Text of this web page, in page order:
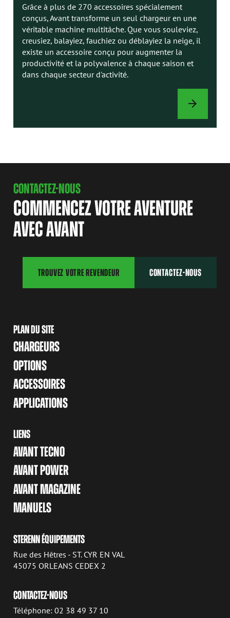
Grâce à plus de 270 accessoires spécialement
conçus, Avant transforme un seul chargeur en une
véritable machine multitâche. Que vous souleviez,
creusiez, balayiez, fauchiez ou déblayiez la neige, il
existe un accessoire conçu pour augmenter la
productivité et la polyvalence à chaque saison et
dans chaque secteur d'activité.
ACCESSOIRES
CONTACTEZ-NOUS
COMMENCEZ VOTRE AVENTURE
AVEC AVANT
TROUVEZ VOTRE REVENDEUR CONTACTEZ-NOUS
PLAN DU SITE
CHARGEURS
OPTIONS
ACCESSOIRES
APPLICATIONS
LIENS
AVANT TECNO
AVANT POWER
AVANT MAGAZINE
MANUELS
STERENN ÉQUIPEMENTS
Rue des Hêtres - ST. CYR EN VAL
45075 ORLEANS CEDEX 2
CONTACTEZ-NOUS
Téléphone: 02 38 49 37 10